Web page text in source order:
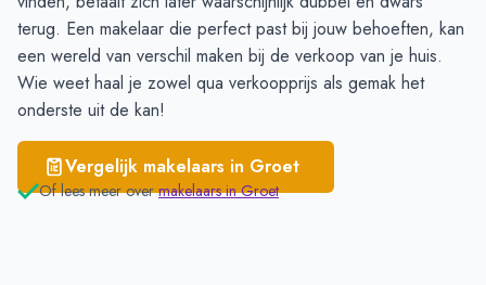
terug. Een makelaar die perfect past bij jouw behoeften, kan
een wereld van verschil maken bij de verkoop van je huis.
Wie weet haal je zowel qua verkoopprijs als gemak het
onderste uit de kan!
Vergelijk makelaars in Groet
Of lees meer over makelaars inGroet